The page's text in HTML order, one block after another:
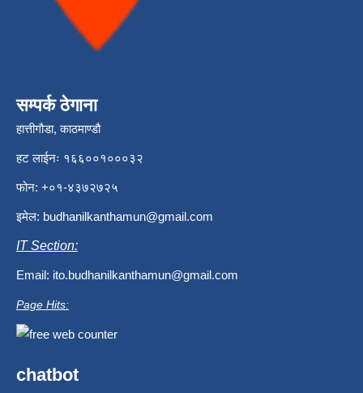
सम्पर्क ठेगाना
हात्तीगौडा, काठमाण्डौ
हट लाईनः १६६००१०००३२
फोन: +०१-४३७२७२५
इमेल: budhanilkanthamun@gmail.com
IT Section:
Email: ito.budhanilkanthamun@gmail.com
Page Hits:
chatbot